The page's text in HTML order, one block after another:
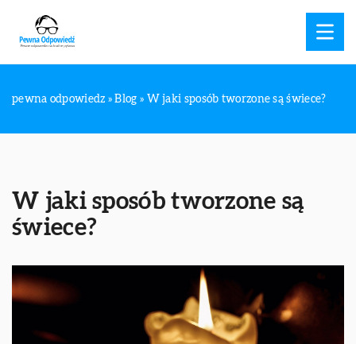
pewna odpowiedz »Blog » W jaki sposób tworzone są świece?
W jaki sposób tworzone są
świece?